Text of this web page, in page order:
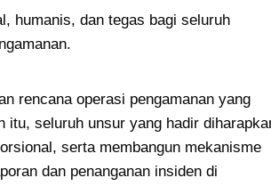
humanis, dan tegas bagi seluruh
rencana operasi pengamanan yang
itu, seluruh unsur yang hadir
serta membangun mekanisme
dan penanganan insiden di